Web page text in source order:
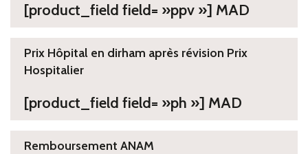
[product_field field= »ppv »] MAD
Prix Hôpital en dirham après révision Prix
Hospitalier
[product_field field= »ph »] MAD
Remboursement ANAM